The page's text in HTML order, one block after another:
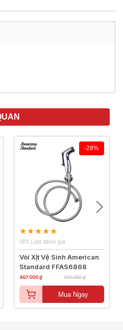
-28%
1811 Lượt đánh giá
Vòi Xịt Vệ Sinh American
Standard FFAS6868
467.000 ₫ 650.000 ₫
Mua Ngay